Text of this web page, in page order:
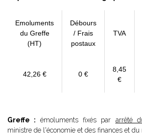
Emoluments
du Greffe
(HT)
Débours
/ Frais
postaux
TVA
42,26 € 0 €
8,45
€
Greffe : émoluments fixés par arrêté
ministre de l'économie et des finances et